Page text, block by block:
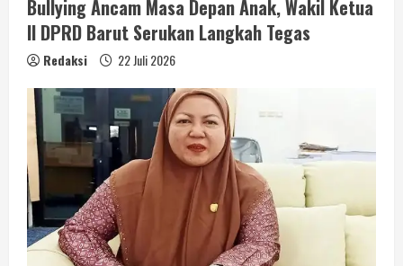
Bullying Ancam Masa Depan Anak, Wakil Ketua
II DPRD Barut Serukan Langkah Tegas
Redaksi 22 Juli 2026